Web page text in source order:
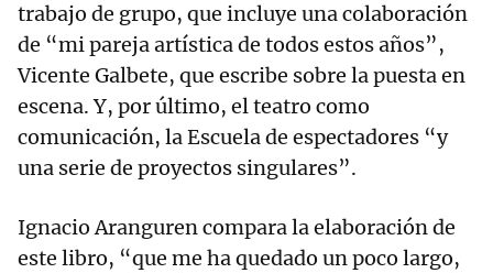
trabajo de grupo, que incluye una colaboración
de “mi pareja artística de todos estos años”,
Vicente Galbete, que escribe sobre la puesta en
escena. Y, por último, el teatro como
comunicación, la Escuela de espectadores “y
una serie de proyectos singulares”.
Ignacio Aranguren compara la elaboración de
este libro, “que me ha quedado un poco largo,